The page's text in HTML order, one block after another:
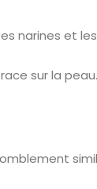
narines et
sur la